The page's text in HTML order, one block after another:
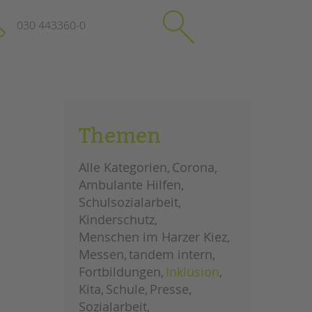
Impressum
Datenschutz
Hinweisgebersystem
Intranet
schließen
030 443360-0
SuchenThemen
Alle Kategorien Corona
Ambulante Hilfen
Schulsozialarbeit
Kinderschutz
Menschen im Harzer Kiez
Messen tandem intern
Fortbildungen Inklusion
Kita Schule Presse
Sozialarbeit